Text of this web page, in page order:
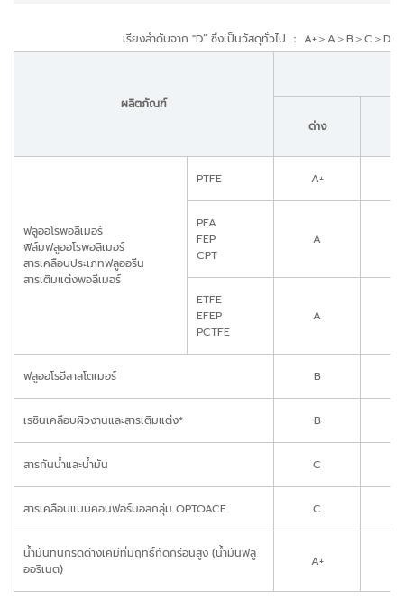
เรียงลำดับจาก "D” ซึ่งเป็นวัสดุทั่วไป ： A+＞A＞B＞C＞D
ผลิตภัณฑ์
ด่าง
ฟลูออโรพอลิเมอร์
ฟิล์มฟลูออโรพอลิเมอร์
สารเคลือบประเภทฟลูออรีน
สารเติมแต่งพอลีเมอร์
PTFE A+
PFA
FEP
CPT
A
ETFE
EFEP
PCTFE
A
ฟลูออโรอีลาสโตเมอร์ B
เรซินเคลือบผิวงานและสารเติมแต่ง* B
สารกันน้ำและน้ำมัน C
สารเคลือบแบบคอนฟอร์มอลกลุ่ม OPTOACE C
น้ำมันทนกรดด่างเคมีที่มีฤทธิ์กัดกร่อนสูง (น้ำมันฟลู
ออริเนต)
A+